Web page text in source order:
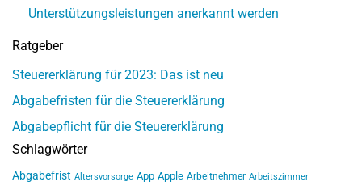
Unterstützungsleistungen anerkannt werden
Ratgeber
Steuererklärung für 2023: Das ist neu
Abgabefristen für die Steuererklärung
Abgabepflicht für die Steuererklärung
Schlagwörter
Abgabefrist Altersvorsorge App Apple Arbeitnehmer Arbeitszimmer